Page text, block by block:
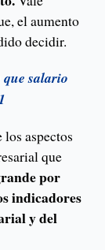
el aumento
decidir.
salario
aspectos
que
por
indicadores
y del